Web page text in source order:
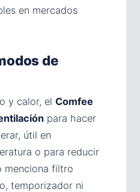
en mercados
de
y calor, el Comfee
para hacer
útil en
o para reducir
menciona filtro
temporizador ni